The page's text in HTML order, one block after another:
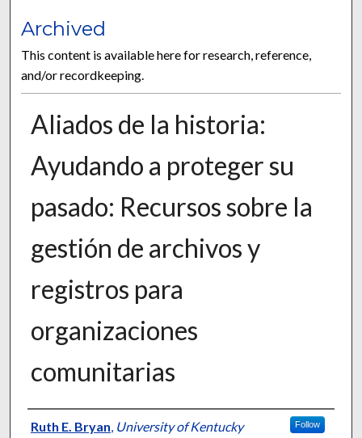
Archived
This content is available here for research, reference,
and/or recordkeeping.
Aliados de la historia:
Ayudando a proteger su
pasado: Recursos sobre la
gestión de archivos y
registros para
organizaciones
comunitarias
Authors
Ruth E. Bryan, University of Kentucky Follow